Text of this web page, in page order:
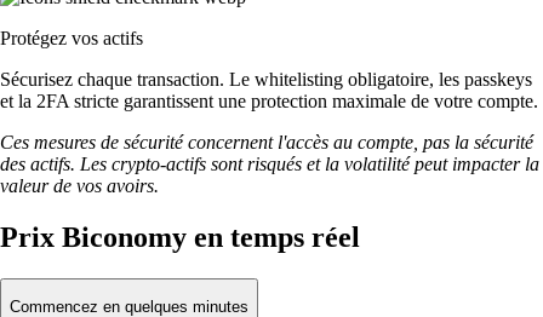
Protégez vos actifs
Sécurisez chaque transaction. Le whitelisting obligatoire, les passkeys
et la 2FA stricte garantissent une protection maximale de votre compte.
Ces mesures de sécurité concernent l'accès au compte, pas la sécurité
des actifs. Les crypto-actifs sont risqués et la volatilité peut impacter la
valeur de vos avoirs.
Prix Biconomy en temps réel
Commencez en quelques minutes